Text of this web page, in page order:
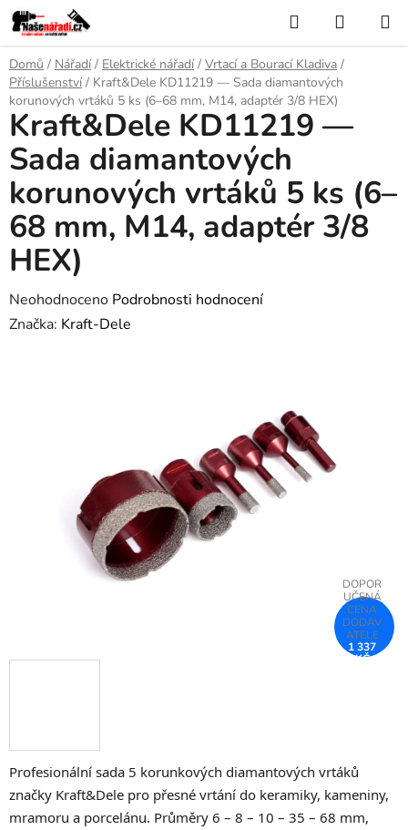
Přejít
na
obsah
Hledat
KOŠÍK
Domů / Nářadí / Elektrické nářadí / Vrtací a Bourací Kladiva /
Příslušenství / Kraft&Dele KD11219 — Sada diamantových
korunových vrtáků 5 ks (6–68 mm, M14, adaptér 3/8 HEX)
Profesionální sada 5 korunkových diamantových vrtáků
značky Kraft&Dele pro přesné vrtání do keramiky, kameniny,
mramoru a porcelánu. Průměry 6 – 8 – 10 – 35 – 68 mm,
Kraft&Dele KD11219 —
Sada diamantových
korunových vrtáků 5 ks (6–
68 mm, M14, adaptér 3/8
HEX)
Průměrné
hodnocení
Neohodnoceno Podrobnosti hodnocení
Značka: Kraft-Dele
1 337
KČ